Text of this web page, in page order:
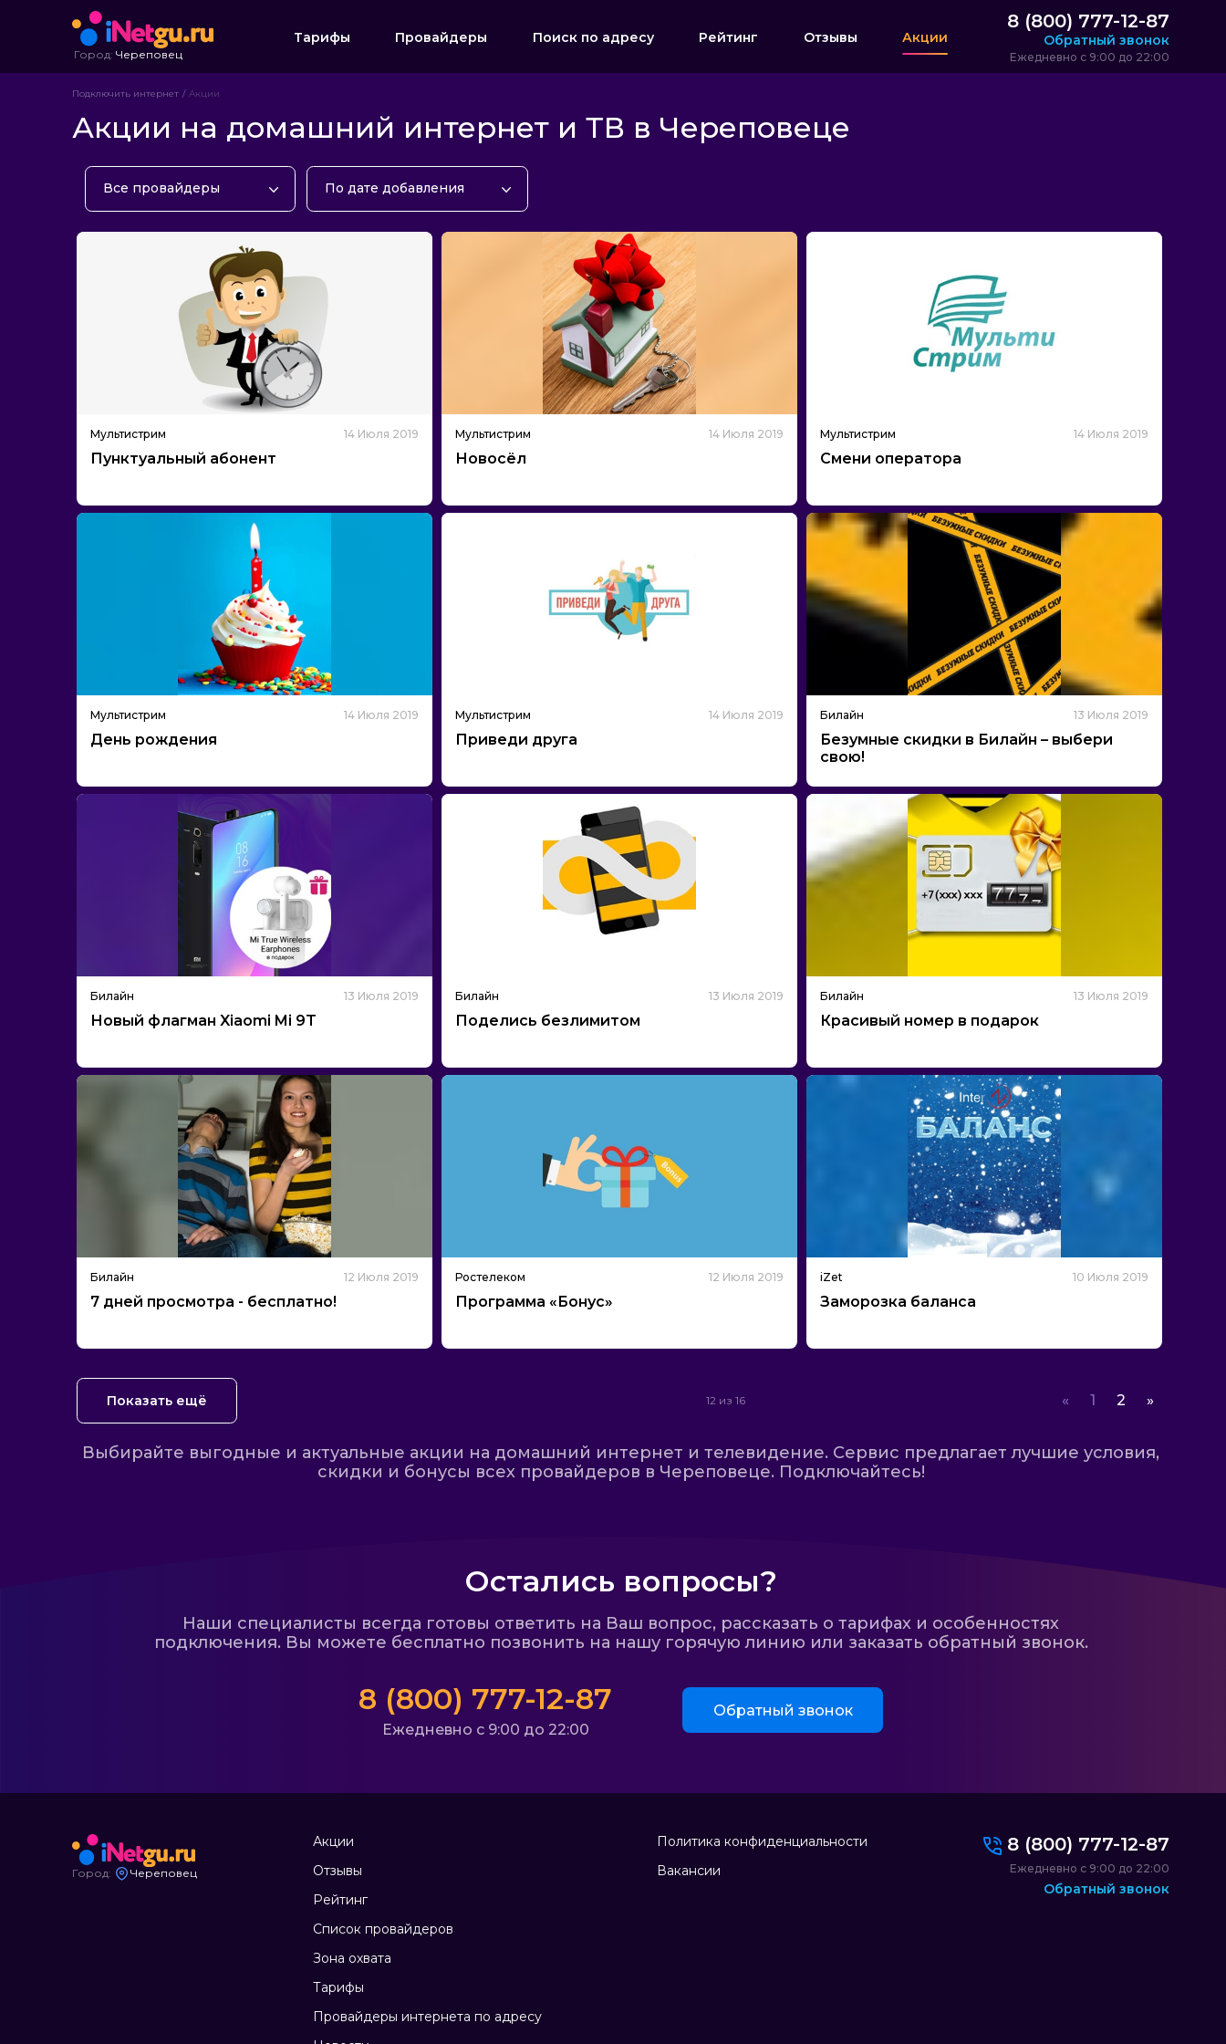
Город: Череповец
Тарифы Провайдеры Поиск по адресу Рейтинг Отзывы Акции
8 (800) 777-12-87
Обратный звонок
Ежедневно с 9:00 до 22:00
Подключить интернет Акции
Акции на домашний интернет и ТВ в Череповеце
Все провайдеры
Мультистрим
Че Телеком
По дате добавления
Мультистрим 14 Июля 2019
Пунктуальный абонент
Мультистрим 14 Июля 2019
Новосёл
Мультистрим 14 Июля 2019
Смени оператора
Мультистрим 14 Июля 2019
День рождения
Мультистрим 14 Июля 2019
Приведи друга
Билайн 13 Июля 2019
Безумные скидки в Билайн – выбери
свою!
Билайн 13 Июля 2019
Новый флагман Xiaomi Mi 9T
Билайн 13 Июля 2019
Поделись безлимитом
Билайн 13 Июля 2019
Красивый номер в подарок
Билайн 12 Июля 2019
7 дней просмотра - бесплатно!
Ростелеком 12 Июля 2019
Программа «Бонус»
iZet 10 Июля 2019
Заморозка баланса
Показать ещё 12 из 16 « 1 2 »
Выбирайте выгодные и актуальные акции на домашний интернет и телевидение. Сервис предлагает лучшие условия,
скидки и бонусы всех провайдеров в Череповеце. Подключайтесь!
Остались вопросы?
Наши специалисты всегда готовы ответить на Ваш вопрос, рассказать о тарифах и особенностях
подключения. Вы можете бесплатно позвонить на нашу горячую линию или заказать обратный звонок.
8 (800) 777-12-87
Ежедневно с 9:00 до 22:00
Обратный звонок
Город: Череповец
Акции
Отзывы
Рейтинг
Список провайдеров
Зона охвата
Тарифы
Провайдеры интернета по адресу
Политика конфиденциальности
Вакансии
8 (800) 777-12-87
Ежедневно с 9:00 до 22:00
Обратный звонок